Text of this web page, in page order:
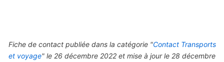
Fiche de contact publiée dans la catégorie "Contact Transports
et voyage" le 26 décembre 2022 et mise à jour le 28 décembre